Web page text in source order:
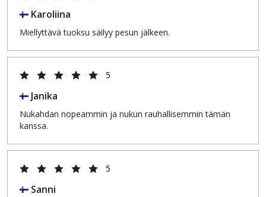
Karoliina
Miellyttävä tuoksu säilyy pesun jälkeen.
5
Janika
Nukahdan nopeammin ja nukun rauhallisemmin tämän
kanssa.
5
Sanni